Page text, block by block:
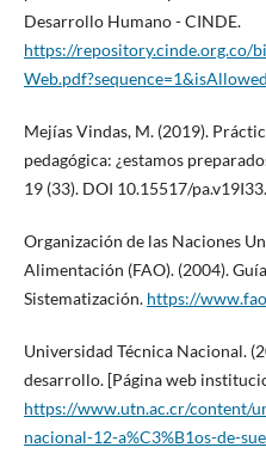
Desarrollo Humano - CINDE.
https://repository.cinde.org.co/
Mejías Vindas, M. (2019).
pedagógica: ¿estamos
19 (33). DOI 10.15517/
Organización de las Naciones
Alimentación (FAO). (2004).
Sistematización. https://
Universidad Técnica Nacional.
desarrollo. [Página web
https://www.utn.ac.cr/content/
nacional-12-a%C3%B1os-de-